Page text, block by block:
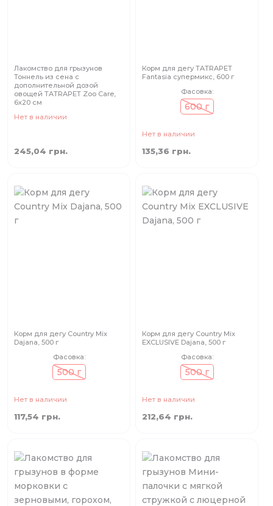
Лакомство для грызунов
Тоннель из сена с
дополнительной дозой
овощей TATRAPET Zoo Care,
6х20 см
Нет в наличии
245,04 грн.
Корм для дегу TATRAPET
Fantasia супермикс, 600 г
Фасовка:
600 г
Нет в наличии
135,36 грн.
Корм для дегу Country Mix
Dajana, 500 г
Фасовка:
500 г
Нет в наличии
117,54 грн.
Корм для дегу Country Mix
EXCLUSIVE Dajana, 500 г
Фасовка:
500 г
Нет в наличии
212,64 грн.